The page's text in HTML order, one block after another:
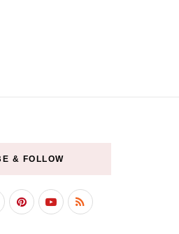
& FOLLOW